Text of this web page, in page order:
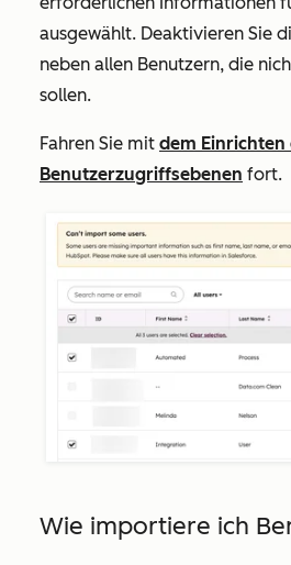
ausgewählt. Deaktivieren Sie
neben allen Benutzern, die
sollen.
Fahren Sie mit dem Einrichten
Benutzerzugriffsebenen fort.
Wie importiere ich